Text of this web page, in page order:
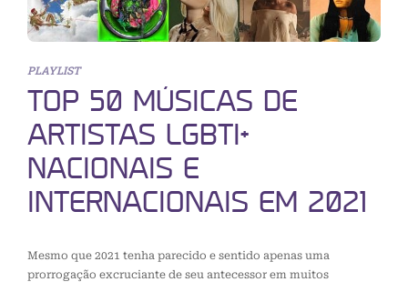
PLAYLIST
TOP 50 MÚSICAS DE
ARTISTAS LGBTI+
NACIONAIS E
INTERNACIONAIS EM 2021
Mesmo que 2021 tenha parecido e sentido apenas uma
prorrogação excruciante de seu antecessor em muitos